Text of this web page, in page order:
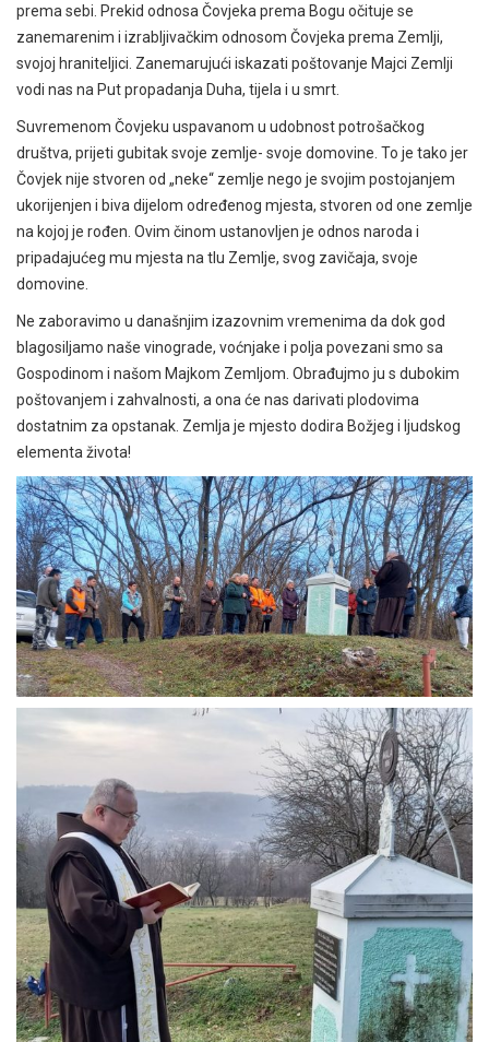
prema sebi. Prekid odnosa Čovjeka prema Bogu očituje se
zanemarenim i izrabljivačkim odnosom Čovjeka prema Zemlji,
svojoj hraniteljici. Zanemarujući iskazati poštovanje Majci Zemlji
vodi nas na Put propadanja Duha, tijela i u smrt.
Suvremenom Čovjeku uspavanom u udobnost potrošačkog
društva, prijeti gubitak svoje zemlje- svoje domovine. To je tako jer
Čovjek nije stvoren od „neke“ zemlje nego je svojim postojanjem
ukorijenjen i biva dijelom određenog mjesta, stvoren od one zemlje
na kojoj je rođen. Ovim činom ustanovljen je odnos naroda i
pripadajućeg mu mjesta na tlu Zemlje, svog zavičaja, svoje
domovine.
Ne zaboravimo u današnjim izazovnim vremenima da dok god
blagosiljamo naše vinograde, voćnjake i polja povezani smo sa
Gospodinom i našom Majkom Zemljom. Obrađujmo ju s dubokim
poštovanjem i zahvalnosti, a ona će nas darivati plodovima
dostatnim za opstanak. Zemlja je mjesto dodira Božjeg i ljudskog
elementa života!